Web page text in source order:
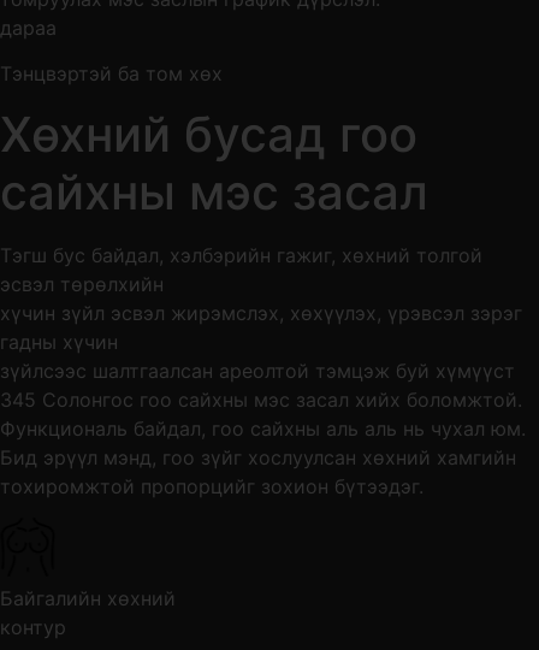
дараа
Тэнцвэртэй ба том хөх
Хөхний бусад гоо
сайхны мэс засал
Тэгш бус байдал, хэлбэрийн гажиг, хөхний толгой
эсвэл төрөлхийн
хүчин зүйл эсвэл жирэмслэх, хөхүүлэх, үрэвсэл зэрэг
гадны хүчин
зүйлсээс шалтгаалсан ареолтой тэмцэж буй хүмүүст
345 Солонгос гоо сайхны мэс засал хийх боломжтой.
Функциональ байдал, гоо сайхны аль аль нь чухал юм.
Бид эрүүл мэнд, гоо зүйг хослуулсан хөхний хамгийн
тохиромжтой пропорцийг зохион бүтээдэг.
Байгалийн хөхний
контур